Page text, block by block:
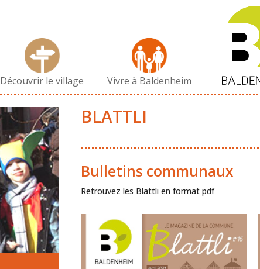
Découvrir le village Vivre à Baldenheim
BLATTLI
Bulletins communaux
Retrouvez les Blattli en format pdf